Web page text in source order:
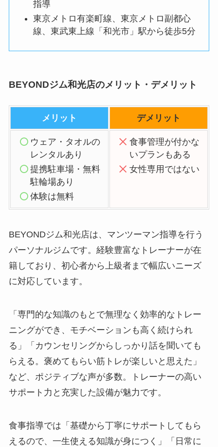
指導
東京メトロ有楽町線、東京メトロ副都心
線、東武東上線「和光市」駅から徒歩5分
BEYONDジム和光店のメリット・デメリット
メリット デメリット
ウェア・タオルの
レンタルあり
提携駐車場・無料
駐輪場あり
体験は無料
食事管理が付かな
いプランもある
女性専用ではない
BEYONDジム和光店は、マンツーマン指導を行う
パーソナルジムです。経験豊富なトレーナーが在
籍しており、初心者から上級者まで幅広いニーズ
に対応しています。
「専門的な知識のもとで無理なく効率的なトレー
ニングができ、モチベーションも高く続けられ
る」「カウンセリングからしっかり話を聞いても
らえる。褒めてもらい筋トレが楽しいと思えた」
など、ポジティブな声が多数。トレーナーの高い
サポート力と充実した設備が魅力です。
食事指導では「基礎から丁寧にサポートしてもら
えるので、一生使える知識が身につく」「日常に